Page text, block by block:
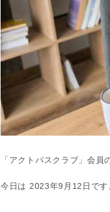
「アクトパスクラブ」会員
今日は 2023年9月12日です